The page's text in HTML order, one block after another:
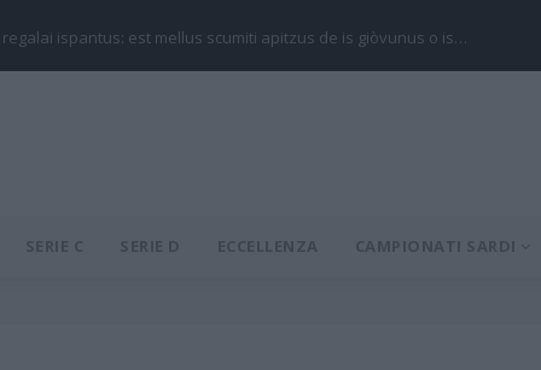
regalai ispantus: est mellus scumiti apitzus de is giòvunus o is…
SERIE C SERIE D ECCELLENZA CAMPIONATI SARDI